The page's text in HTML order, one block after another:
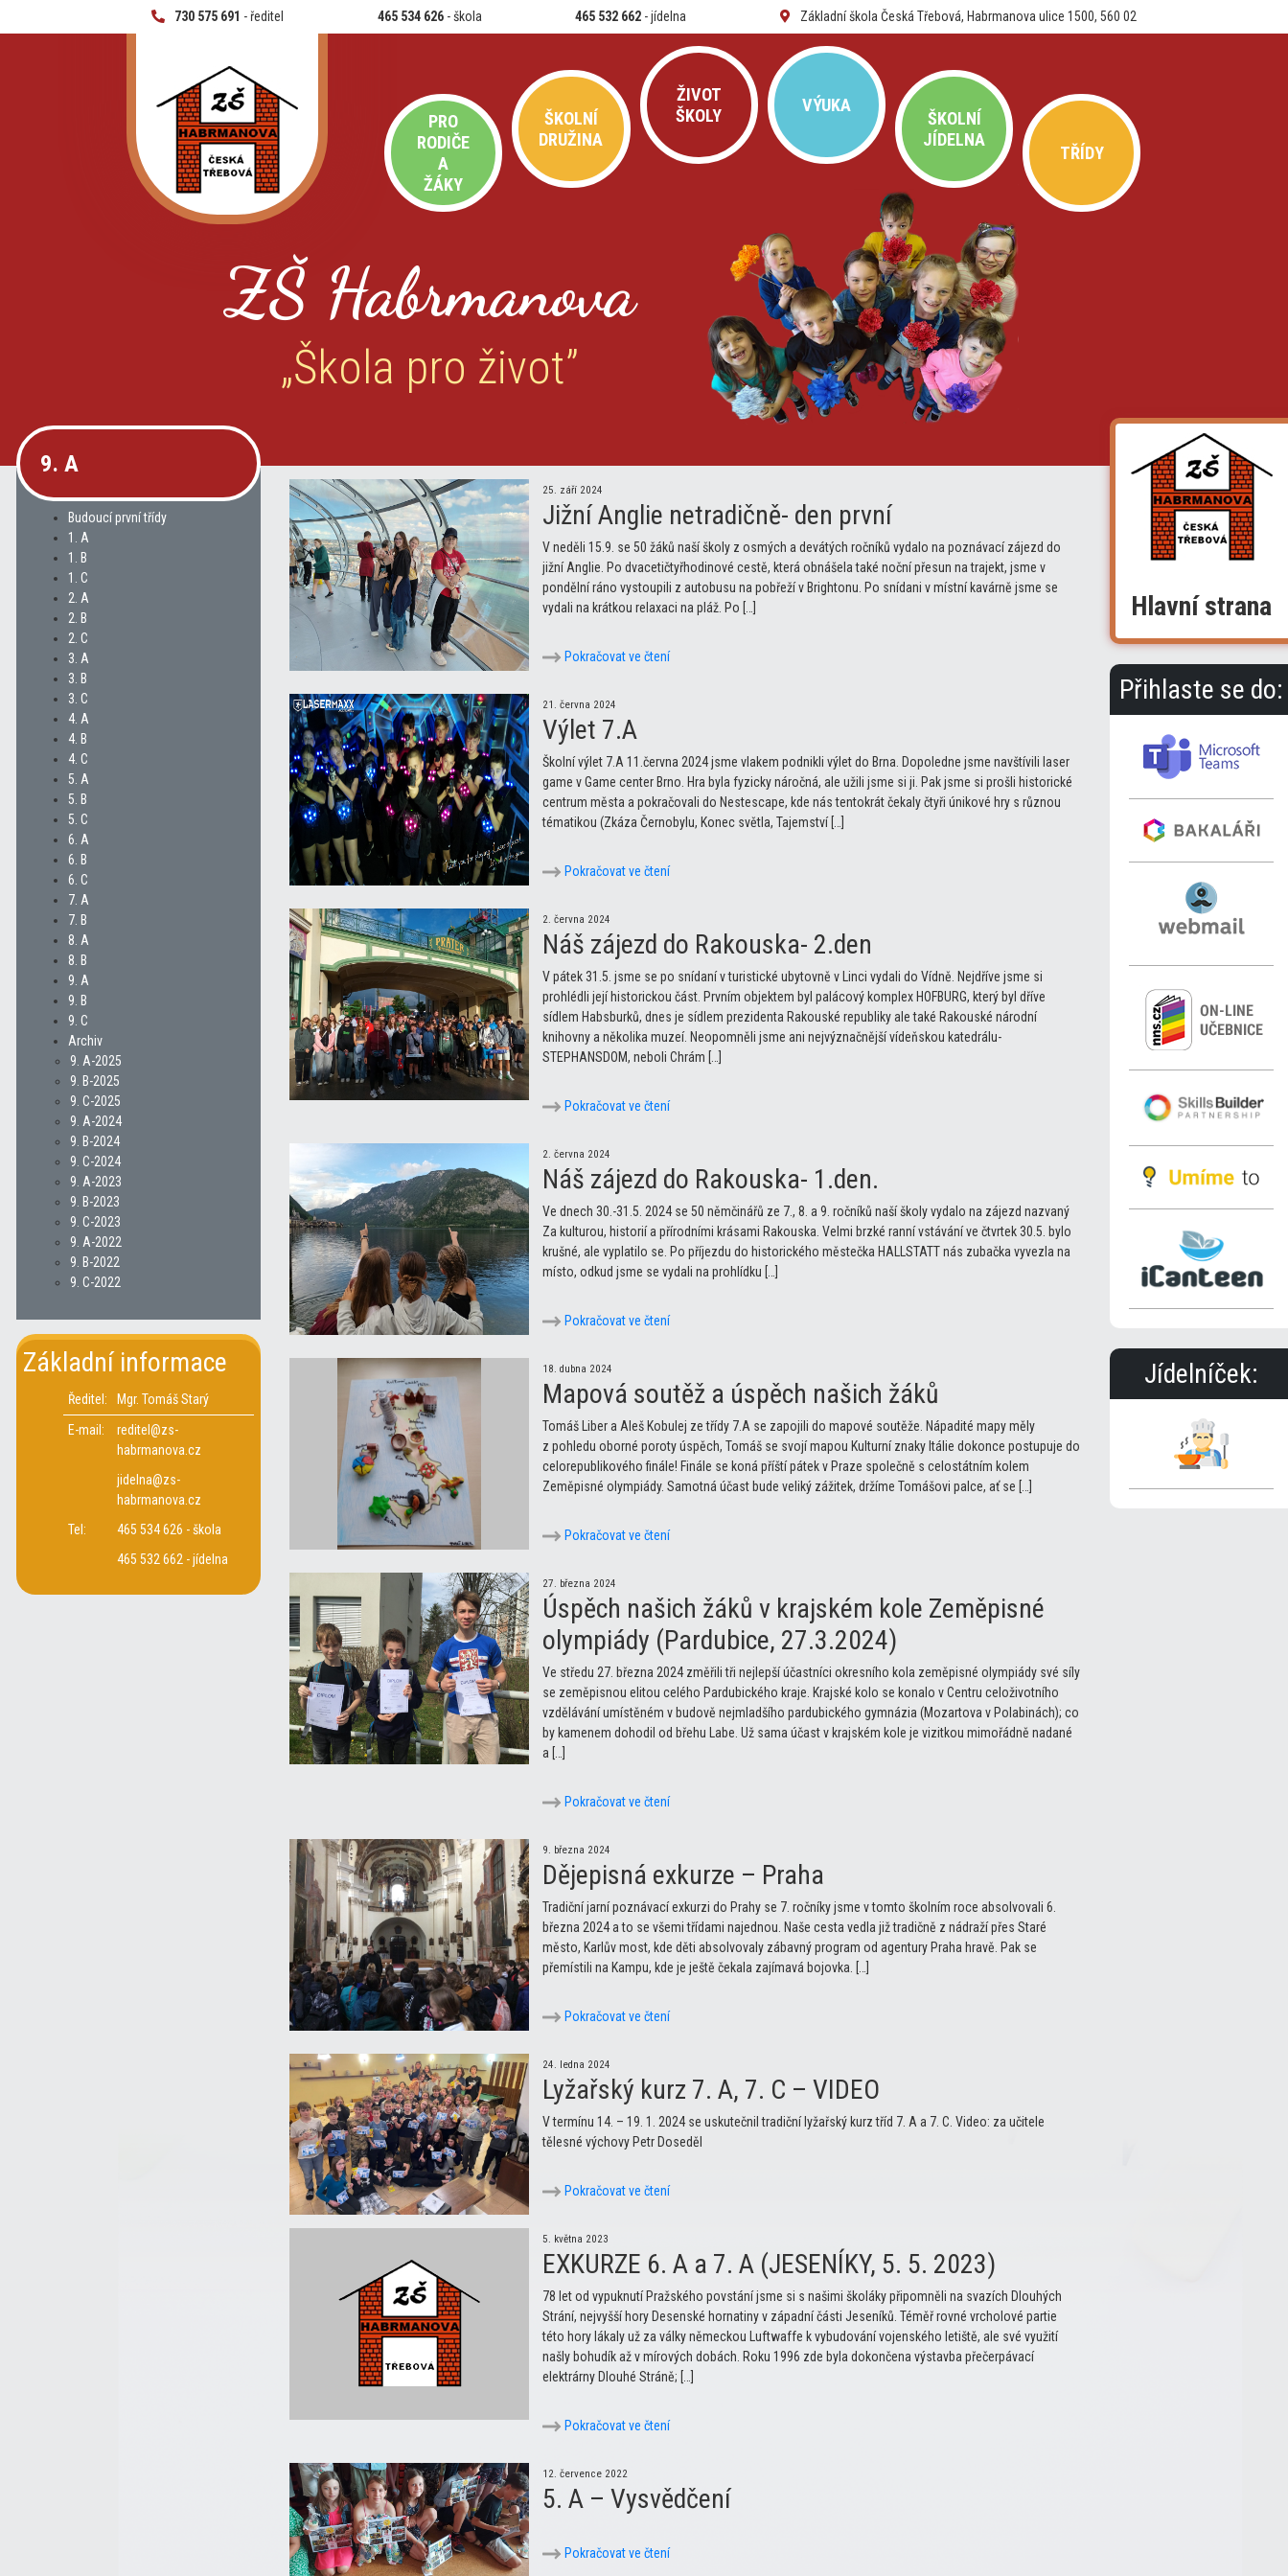
730 575 691 - ředitel 465 534 626- škola 465 532 662 - jídelna Základní škola Česká Třebová, Habrmanova ulice 1500, 560 02
PRO
RODIČE
A
ŽÁKY
ŠKOLNÍ
DRUŽINA
ŽIVOT
ŠKOLY
VÝUKA
ŠKOLNÍ
JÍDELNA
TŘÍDY
ZŠ Habrmanova
„Škola pro život”
Hlavní strana
Přihlaste se do:
Jídelníček:
9. A
Budoucí první třídy
1. A
1. B
1. C
2. A
2. B
2. C
3. A
3. B
3. C
4. A
4. B
4. C
5. A
5. B
5. C
6. A
6. B
6. C
7. A
7. B
8. A
8. B
9. A
9. B
9. C
Archiv
9. A-2025
9. B-2025
9. C-2025
9. A-2024
9. B-2024
9. C-2024
9. A-2023
9. B-2023
9. C-2023
9. A-2022
9. B-2022
9. C-2022
Základní informace
Ředitel:
Mgr. Tomáš Starý
E-mail:
reditel@zs-
habrmanova.cz
jidelna@zs-
habrmanova.cz
Tel:
465 534 626 - škola
465 532 662 - jídelna
25. září 2024
Jižní Anglie netradičně- den první
V neděli 15.9. se 50 žáků naší školy z osmých a devátých ročníků vydalo na poznávací zájezd do
jižní Anglie. Po dvacetičtyřhodinové cestě, která obnášela také noční přesun na trajekt, jsme v
pondělní ráno vystoupili z autobusu na pobřeží v Brightonu. Po snídani v místní kavárně jsme se
vydali na krátkou relaxaci na pláž. Po […]
Pokračovat ve čtení
21. června 2024
Výlet 7.A
Školní výlet 7.A 11.června 2024 jsme vlakem podnikli výlet do Brna. Dopoledne jsme navštívili laser
game v Game center Brno. Hra byla fyzicky náročná, ale užili jsme si ji. Pak jsme si prošli historické
centrum města a pokračovali do Nestescape, kde nás tentokrát čekaly čtyři únikové hry s různou
tématikou (Zkáza Černobylu, Konec světla, Tajemství […]
Pokračovat ve čtení
2. června 2024
Náš zájezd do Rakouska- 2.den
V pátek 31.5. jsme se po snídaní v turistické ubytovně v Linci vydali do Vídně. Nejdříve jsme si
prohlédli její historickou část. Prvním objektem byl palácový komplex HOFBURG, který byl dříve
sídlem Habsburků, dnes je sídlem prezidenta Rakouské republiky ale také Rakouské národní
knihovny a několika muzeí. Neopomněli jsme ani nejvýznačnější vídeňskou katedrálu-
STEPHANSDOM, neboli Chrám […]
Pokračovat ve čtení
2. června 2024
Náš zájezd do Rakouska- 1.den.
Ve dnech 30.-31.5. 2024 se 50 němčinářů ze 7., 8. a 9. ročníků naší školy vydalo na zájezd nazvaný
Za kulturou, historií a přírodními krásami Rakouska. Velmi brzké ranní vstávání ve čtvrtek 30.5. bylo
krušné, ale vyplatilo se. Po příjezdu do historického městečka HALLSTATT nás zubačka vyvezla na
místo, odkud jsme se vydali na prohlídku […]
Pokračovat ve čtení
18. dubna 2024
Mapová soutěž a úspěch našich žáků
Tomáš Liber a Aleš Kobulej ze třídy 7.A se zapojili do mapové soutěže. Nápadité mapy měly
z pohledu oborné poroty úspěch, Tomáš se svojí mapou Kulturní znaky Itálie dokonce postupuje do
celorepublikového finále! Finále se koná příští pátek v Praze společně s celostátním kolem
Zeměpisné olympiády. Samotná účast bude veliký zážitek, držíme Tomášovi palce, ať se […]
Pokračovat ve čtení
27. března 2024
Úspěch našich žáků v krajském kole Zeměpisné
olympiády (Pardubice, 27.3.2024)
Ve středu 27. března 2024 změřili tři nejlepší účastníci okresního kola zeměpisné olympiády své síly
se zeměpisnou elitou celého Pardubického kraje. Krajské kolo se konalo v Centru celoživotního
vzdělávání umístěném v budově nejmladšího pardubického gymnázia (Mozartova v Polabinách); co
by kamenem dohodil od břehu Labe. Už sama účast v krajském kole je vizitkou mimořádně nadané
a […]
Pokračovat ve čtení
9. března 2024
Dějepisná exkurze – Praha
Tradiční jarní poznávací exkurzi do Prahy se 7. ročníky jsme v tomto školním roce absolvovali 6.
března 2024 a to se všemi třídami najednou. Naše cesta vedla již tradičně z nádraží přes Staré
město, Karlův most, kde děti absolvovaly zábavný program od agentury Praha hravě. Pak se
přemístili na Kampu, kde je ještě čekala zajímavá bojovka. […]
Pokračovat ve čtení
24. ledna 2024
Lyžařský kurz 7. A, 7. C – VIDEO
V termínu 14. – 19. 1. 2024 se uskutečnil tradiční lyžařský kurz tříd 7. A a 7. C. Video: za učitele
tělesné výchovy Petr Doseděl
Pokračovat ve čtení
5. května 2023
EXKURZE 6. A a 7. A (JESENÍKY, 5. 5. 2023)
78 let od vypuknutí Pražského povstání jsme si s našimi školáky připomněli na svazích Dlouhých
Strání, nejvyšší hory Desenské hornatiny v západní části Jeseníků. Téměř rovné vrcholové partie
této hory lákaly už za války německou Luftwaffe k vybudování vojenského letiště, ale své využití
našly bohudík až v mírových dobách. Roku 1996 zde byla dokončena výstavba přečerpávací
elektrárny Dlouhé Stráně; […]
Pokračovat ve čtení
12. července 2022
5. A – Vysvědčení
Pokračovat ve čtení